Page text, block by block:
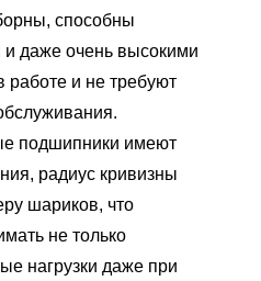
способны
даже очень высокими
работе и не требуют
подшипники имеют
радиус кривизны
шариков, что
не только
нагрузки даже при